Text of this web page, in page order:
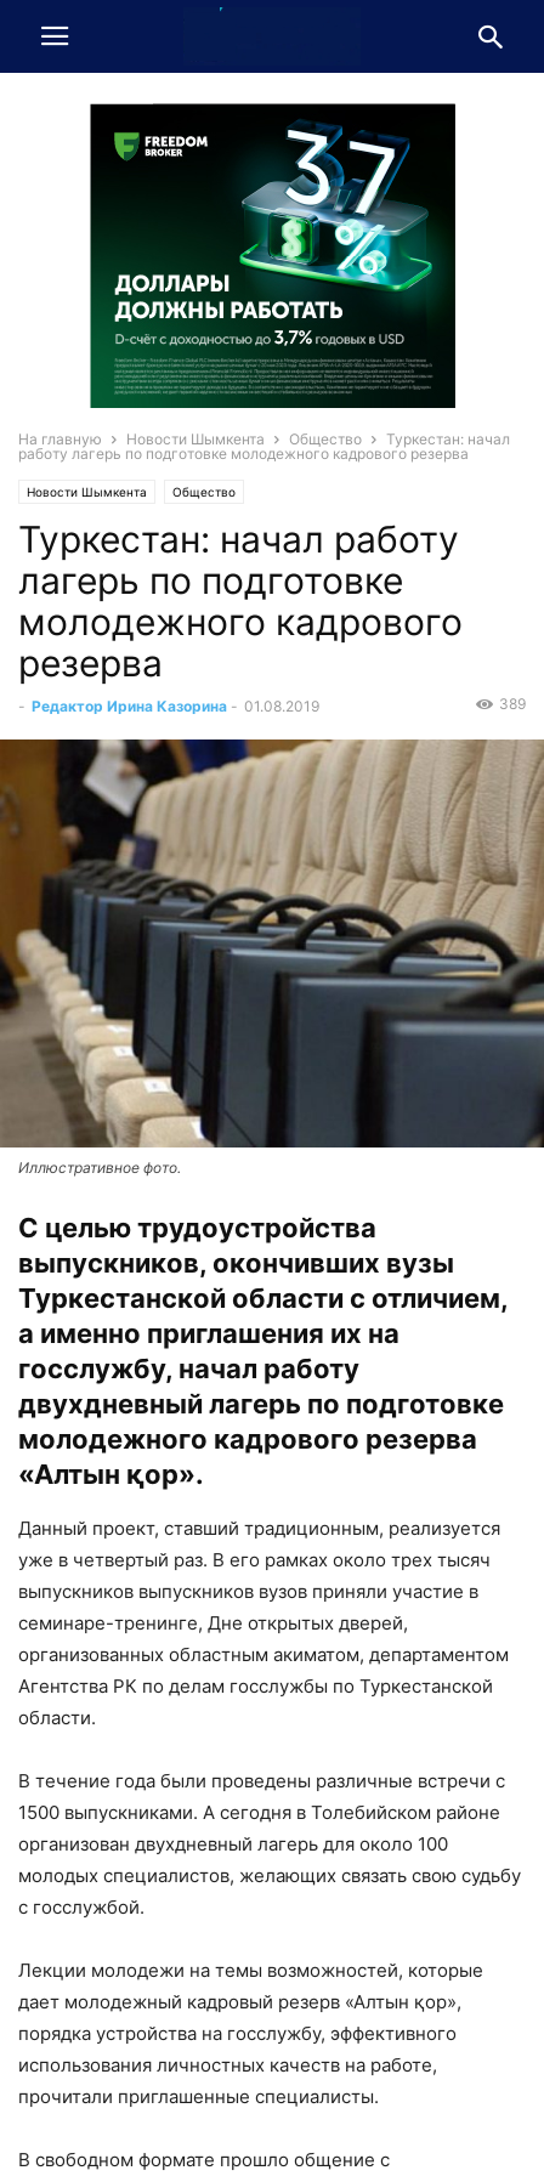
На главную Новости Шымкента Общество
Туркестан: начал
работу лагерь по подготовке молодежного кадрового резерва
Новости Шымкента Общество
Туркестан: начал работу
лагерь по подготовке
молодежного кадрового
резерва
- Редактор Ирина Казорина - 01.08.2019 389
Иллюстративное фото.
С целью трудоустройства
выпускников, окончивших вузы
Туркестанской области с отличием,
а именно приглашения их на
госслужбу, начал работу
двухдневный лагерь по подготовке
молодежного кадрового резерва
«Алтын қор».
Данный проект, ставший традиционным, реализуется
уже в четвертый раз. В его рамках около трех тысяч
выпускников выпускников вузов приняли участие в
семинаре-тренинге, Дне открытых дверей,
организованных областным акиматом, департаментом
Агентства РК по делам госслужбы по Туркестанской
области.​
В течение года были проведены различные встречи с
1500 выпускниками. А сегодня в Толебийском районе
организован двухдневный лагерь для около 100
молодых специалистов, желающих связать свою судьбу
с госслужбой.​ ​
Лекции молодежи на темы возможностей, которые
дает молодежный кадровый резерв «Алтын қор»,
порядка устройства на госслужбу, эффективного
использования личностных качеств на работе,
прочитали приглашенные специалисты.
В свободном формате прошло общение с